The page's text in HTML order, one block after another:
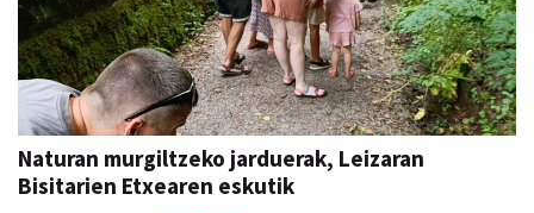
Naturan murgiltzeko jarduerak, Leizaran
Bisitarien Etxearen eskutik